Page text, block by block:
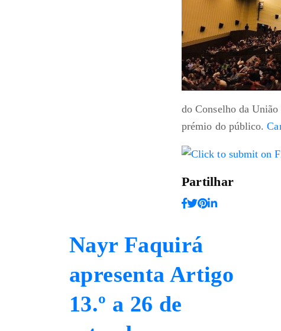
do Conselho da
prémio do público.
Partilhar
Nayr Faquirá
apresenta Artigo
13.º a 26 de